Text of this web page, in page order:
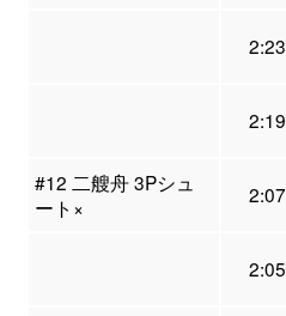
2:23
2:19
#12 二艘舟 3Pシュ
ート×
2:07
2:05